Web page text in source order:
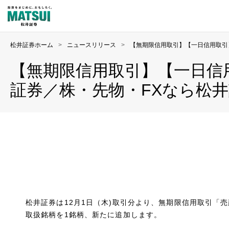
松井証券ホーム > ニュースリリース > 【無期限信用取引】【一日信用取
【無期限信用取引】【一日
証券／株・先物・FXなら松
松井証券は12月1日（木)取引分より、無期限信用取引「
取扱銘柄を1銘柄、新たに追加します。